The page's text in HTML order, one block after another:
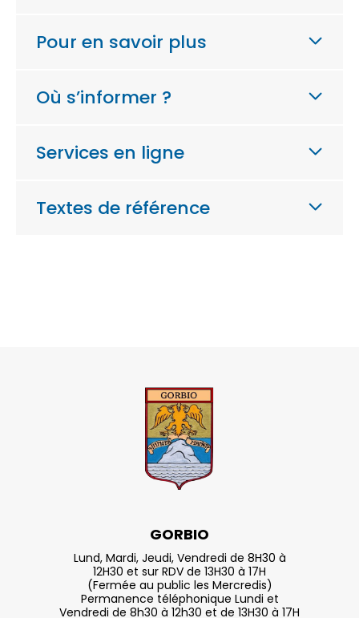
Pour en savoir plus
Où s’informer ?
Services en ligne
Textes de référence
GORBIO
Lund, Mardi, Jeudi, Vendredi de 8H30 à
12H30 et sur RDV de 13H30 à 17H
(Fermée au public les Mercredis)
Permanence téléphonique Lundi et
Vendredi de 8h30 à 12h30 et de 13H30 à 17H